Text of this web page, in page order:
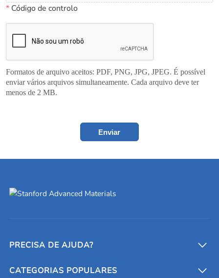
*Código de controlo
Formatos de arquivo aceitos: PDF, PNG, JPG, JPEG. É possível
enviar vários arquivos simultaneamente. Cada arquivo deve ter
menos de 2 MB.
Enviar
PRECISA DE AJUDA?
Conversores e calculadoras
CATEGORIAS POPULARES